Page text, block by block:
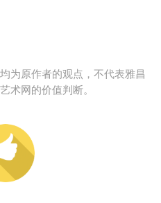
为原作者的观点，不代表雅昌
术网的价值判断。